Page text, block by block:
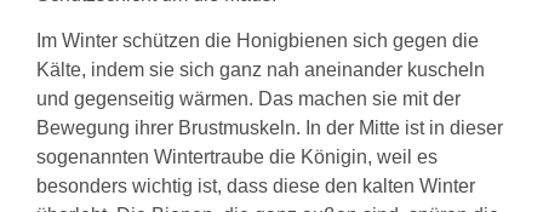
Im Winter schützen die Honigbienen sich gegen die
Kälte, indem sie sich ganz nah aneinander kuscheln
und gegenseitig wärmen. Das machen sie mit der
Bewegung ihrer Brustmuskeln. In der Mitte ist in dieser
sogenannten Wintertraube die Königin, weil es
besonders wichtig ist, dass diese den kalten Winter